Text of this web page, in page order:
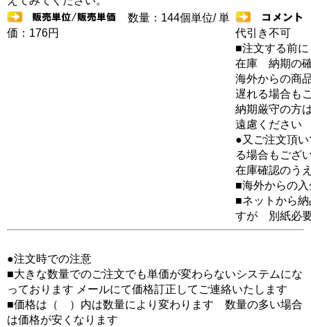
数量：144個単位/ 単
価：176円
代引き不可
■注文する前に
在庫 納期の
海外からの商
遅れる場合も
納期厳守の方
遠慮ください
●又ご注文頂
る場合もござ
在庫確認のう
■海外からの
■ネットから
すが 別紙必
●注文時での注意
■大きな数量でのご注文でも単価が変わらないシステムにな
っております メールにて価格訂正してご連絡いたします
■価格は（ ）内は数量により変わります 数量の多い場合
は価格が安くなります